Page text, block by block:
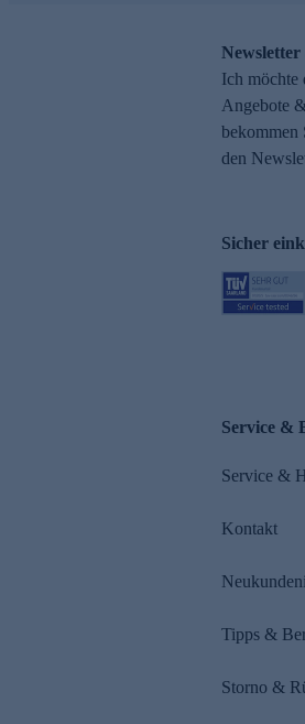
Newsletter
Ich möchte
Angebote
bekommen
den
Sicher
Service &
Service &
Kontakt
Tipps &
Storno &